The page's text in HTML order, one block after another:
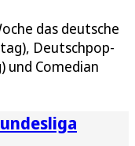
das deutsche
Deutschpop-
und Comedian